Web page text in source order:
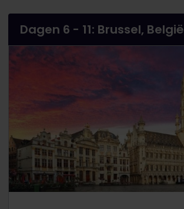
Dagen 6 - 11: Brussel, België